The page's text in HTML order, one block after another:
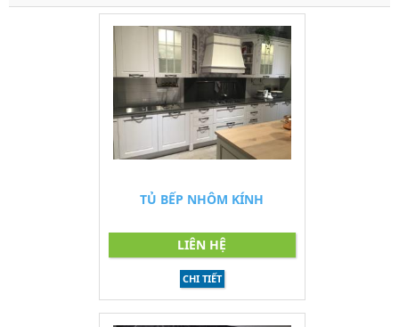
TỦ BẾP NHÔM KÍNH
LIÊN HỆ
CHI TIẾT